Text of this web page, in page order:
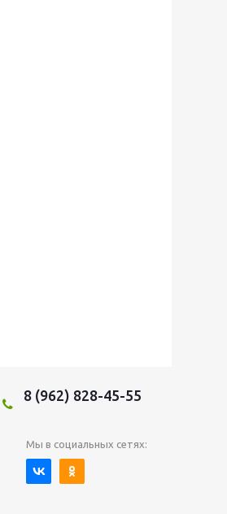
8 (962) 828-45-55
Мы в социальных сетях: